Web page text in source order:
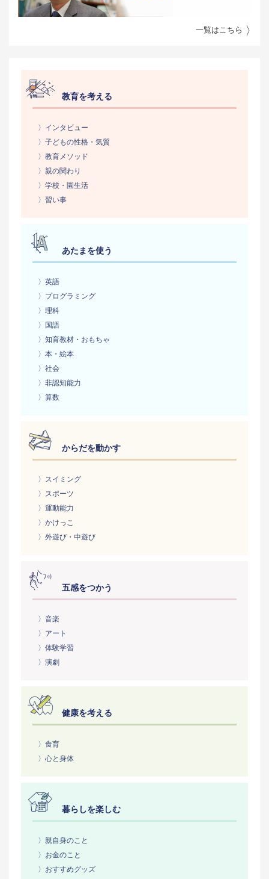
一覧はこちら
教育を考える
〉インタビュー
〉子どもの性格・気質
〉教育メソッド
〉親の関わり
〉学校・園生活
〉習い事
あたまを使う
〉英語
〉プログラミング
〉理科
〉国語
〉知育教材・おもちゃ
〉本・絵本
〉社会
〉非認知能力
〉算数
からだを動かす
〉スイミング
〉スポーツ
〉運動能力
〉かけっこ
〉外遊び・中遊び
五感をつかう
〉音楽
〉アート
〉体験学習
〉演劇
健康を考える
〉食育
〉心と身体
暮らしを楽しむ
〉親自身のこと
〉お金のこと
〉おすすめグッズ